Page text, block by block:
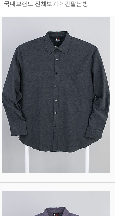
국내브랜드 전체보기 > 긴팔남방